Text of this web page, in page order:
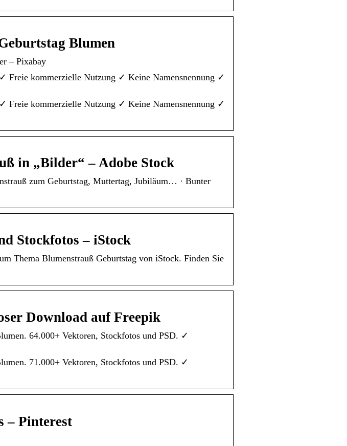
Blumen
– Pixabay
Freie kommerzielle Nutzung ✓ Keine Namensnennung ✓
Freie kommerzielle Nutzung ✓ Keine Namensnennung ✓
in „Bilder“ – Adobe Stock
zum Geburtstag, Muttertag, Jubiläum… · Bunter
Stockfotos – iStock
Thema Blumenstrauß Geburtstag von iStock. Finden Sie
Download auf Freepik
64.000+ Vektoren, Stockfotos und PSD. ✓
71.000+ Vektoren, Stockfotos und PSD. ✓
– Pinterest